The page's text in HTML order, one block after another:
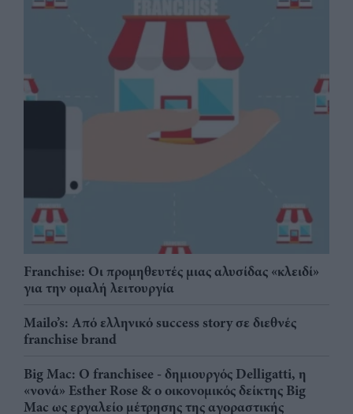
Franchise: Οι προμηθευτές μιας αλυσίδας «κλειδί»
για την ομαλή λειτουργία
Mailo’s: Από ελληνικό success story σε διεθνές
franchise brand
Big Mac: Ο franchisee - δημιουργός Delligatti, η
«νονά» Esther Rose & ο οικονομικός δείκτης Big
Mac ως εργαλείο μέτρησης της αγοραστικής